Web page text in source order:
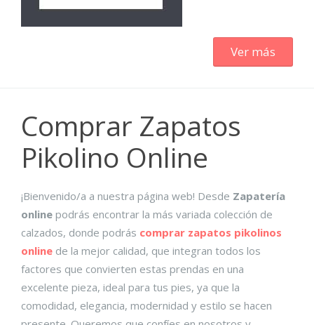
Ver más
Comprar Zapatos
Pikolino Online
¡Bienvenido/a a nuestra página web! Desde Zapatería
online podrás encontrar la más variada colección de
calzados, donde podrás comprar zapatos pikolinos
online de la mejor calidad, que integran todos los
factores que convierten estas prendas en una
excelente pieza, ideal para tus pies, ya que la
comodidad, elegancia, modernidad y estilo se hacen